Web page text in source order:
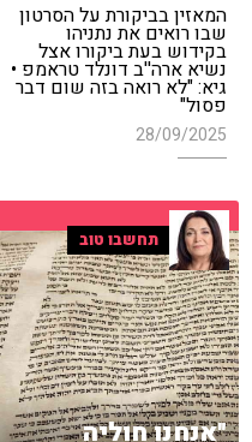
המאזין בביקורת על הסרטון
שבו רואים את נתניהו
בקידוש בעת ביקורו אצל
נשיא ארה''ב דונלד טראמפ •
גיא: "לא רואה בזה שום דבר
פסול"
28/09/2025
תחשבו טוב
"אנחנו חוליה